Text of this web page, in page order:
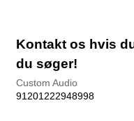
Kontakt os hvis
du søger!
Custom Audio
91201222948998